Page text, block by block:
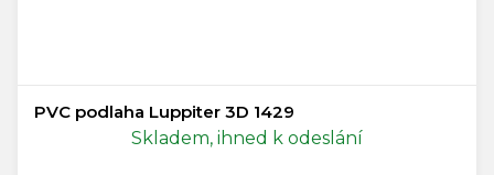
PVC podlaha Luppiter 3D 1429
Skladem, ihned k odeslání